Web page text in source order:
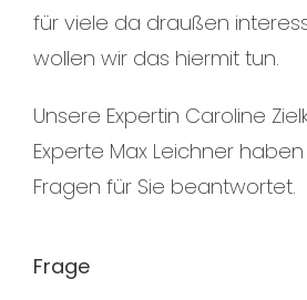
für viele da draußen
wollen wir das hiermit tun.
Unsere Expertin Caroline
Experte Max Leichner
Fragen für Sie beantwortet.
Frage